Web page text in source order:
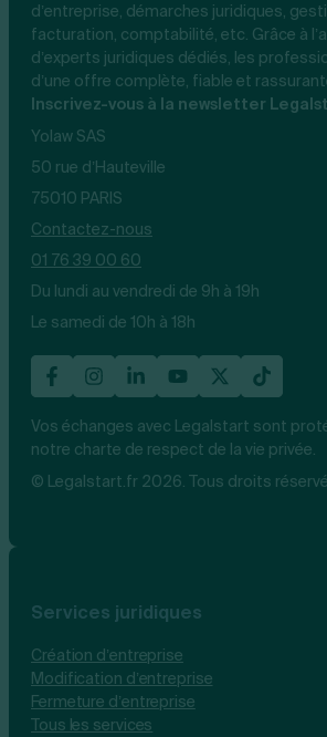
d’entreprise, démarches juridiques,
facturation, comptabilité, etc. Grâce à
d’experts juridiques dédiés, les
d’une offre complète, fiable et
Inscrivez-vous à la newsletter
Yolaw SAS
50 rue d’Hauteville
75010 PARIS
Contactez-nous
01 76 39 00 60
Du lundi au vendredi de 9h à 19h
Le samedi de 10h à 18h
Vos échanges avec Legalstart sont
notre charte de respect de la vie privée.
© Legalstart.fr 2026. Tous droits
Services juridiques
Création d’entreprise
Modification d’entreprise
Fermeture d’entreprise
Tous les services